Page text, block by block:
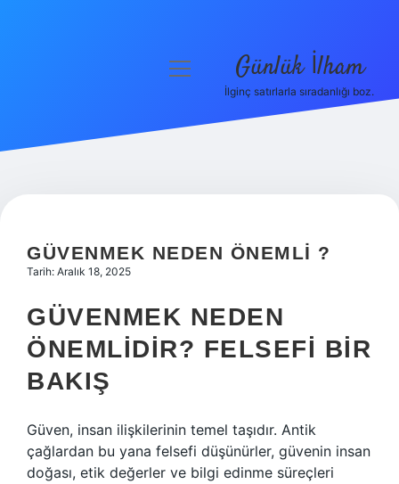
Hakkımızda
menüyü
Günlük İlham
İlginç satırlarla sıradanlığı boz.
GÜVENMEK NEDEN ÖNEMLI ?
Tarih: Aralık 18, 2025
GÜVENMEK NEDEN
ÖNEMLIDIR? FELSEFI BIR
BAKIŞ
Güven, insan ilişkilerinin temel taşıdır. Antik
çağlardan bu yana felsefi düşünürler, güvenin insan
doğası, etik değerler ve bilgi edinme süreçleri